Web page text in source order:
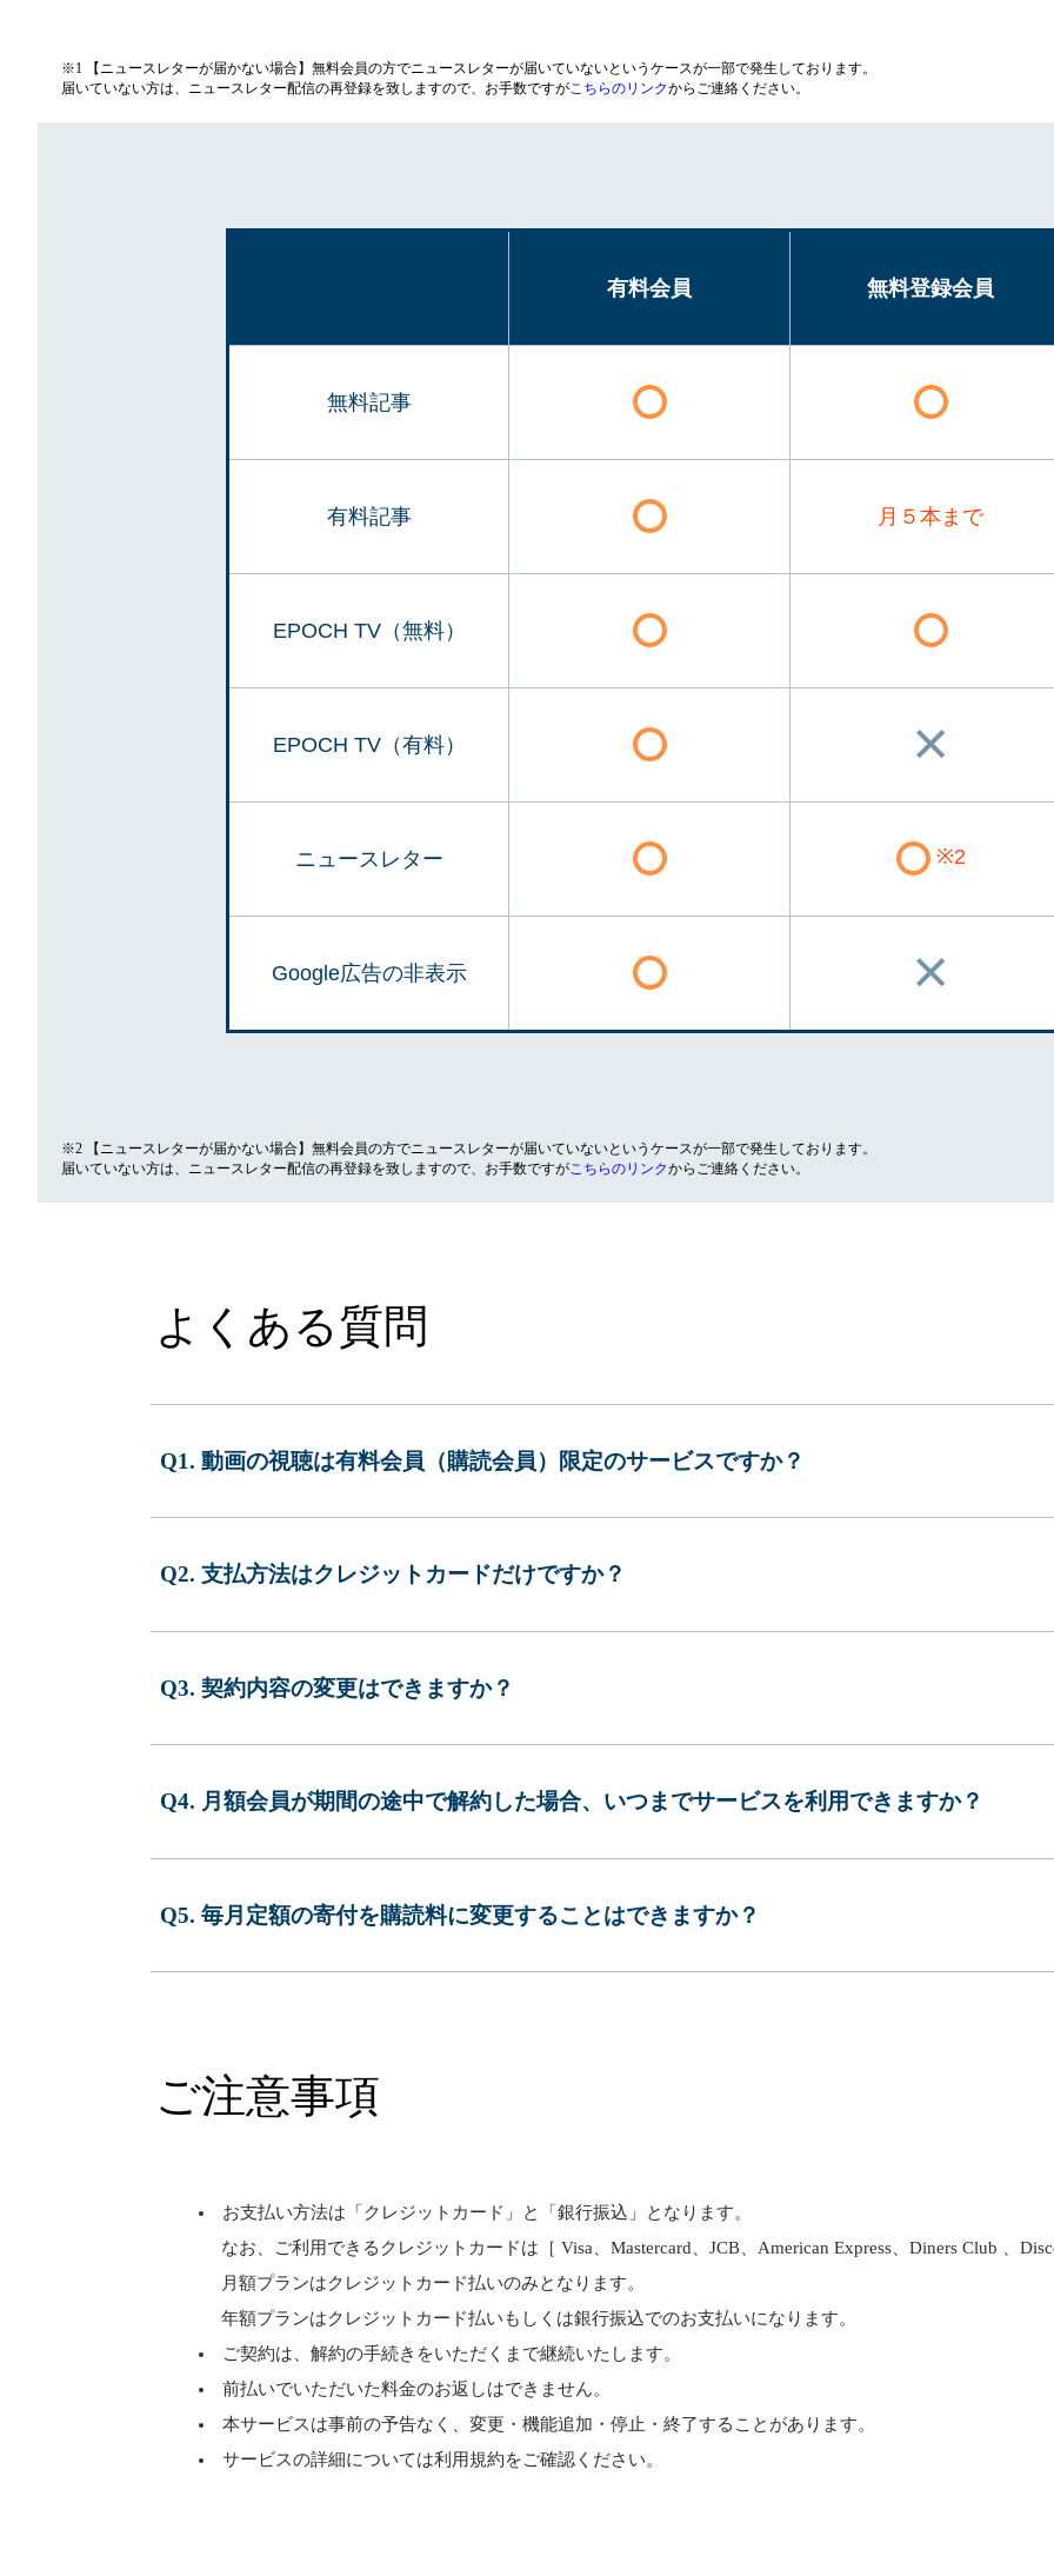
※1 【ニュースレターが届かない場合】無料会員の方でニュースレターが届いていないというケースが一部で発生しております。
届いていない方は、ニュースレター配信の再登録を致しますので、お手数ですがこちらのリンクからご連絡ください。
有料会員 無料登録会員
無料記事
有料記事 月５本まで
EPOCH TV（無料）
EPOCH TV（有料）
ニュースレター ※2
Google広告の非表示
※2 【ニュースレターが届かない場合】無料会員の方でニュースレターが届いていないというケースが一部で発生しております。
届いていない方は、ニュースレター配信の再登録を致しますので、お手数ですがこちらのリンクからご連絡ください。
よくある質問
Q1. 動画の視聴は有料会員（購読会員）限定のサービスですか？
Q2. 支払方法はクレジットカードだけですか？
Q3. 契約内容の変更はできますか？
Q4. 月額会員が期間の途中で解約した場合、いつまでサービスを利用できますか？
Q5. 毎月定額の寄付を購読料に変更することはできますか？
ご注意事項
お支払い方法は「クレジットカード」と「銀行振込」となります。
なお、ご利用できるクレジットカードは［ Visa、Mastercard、JCB、American Express、Diners Club 、
月額プランはクレジットカード払いのみとなります。
年額プランはクレジットカード払いもしくは銀行振込でのお支払いになります。
ご契約は、解約の手続きをいただくまで継続いたします。
前払いでいただいた料金のお返しはできません。
本サービスは事前の予告なく、変更・機能追加・停止・終了することがあります。
サービスの詳細については利用規約をご確認ください。